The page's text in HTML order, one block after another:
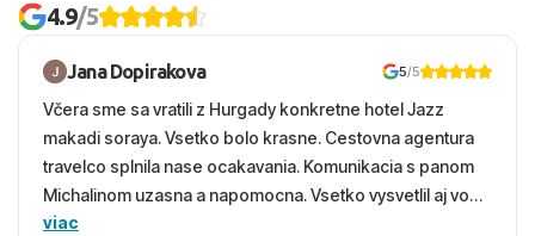
4.9/5
Jana Dopirakova 5/5
Včera sme sa vratili z Hurgady konkretne hotel Jazz
makadi soraya. Vsetko bolo krasne. Cestovna agentura
travelco splnila nase ocakavania. Komunikacia s panom
Michalinom uzasna a napomocna. Vsetko vysvetlil aj vo
vecernych hodinach zaco sa ospravedlnujem. Hotel
viac